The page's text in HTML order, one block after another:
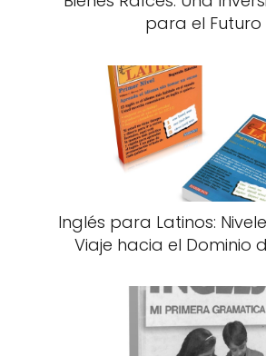
para el Futuro
Inglés para Latinos:
Viaje hacia el Dominio